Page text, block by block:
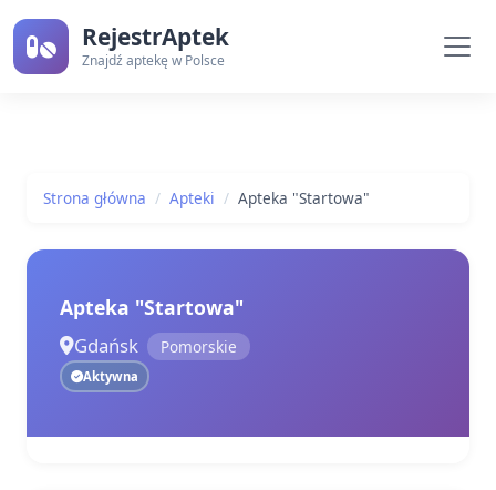
RejestrAptek
Znajdź aptekę w Polsce
Strona główna Apteki Apteka "Startowa"
Apteka "Startowa"
Gdańsk Pomorskie
Aktywna